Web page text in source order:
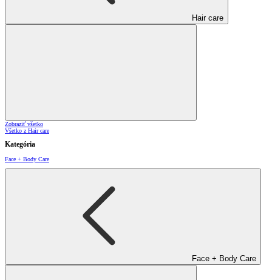
Hair care
Zobraziť všetko
Všetko z Hair care
Kategória
Face + Body Care
Face + Body Care